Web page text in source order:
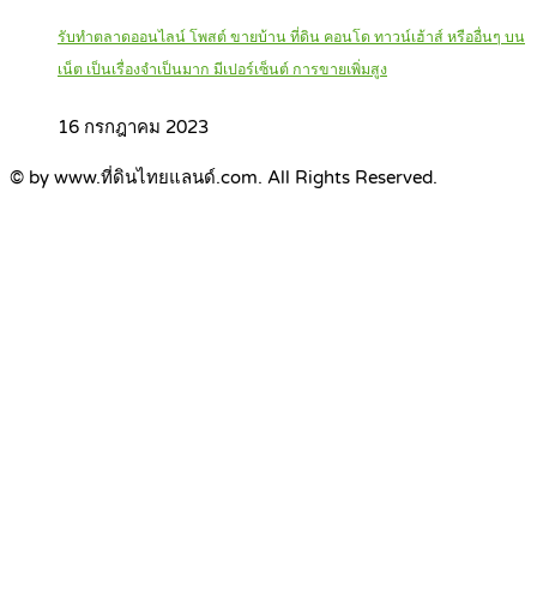
รับทำตลาดออนไลน์ โพสต์ ขายบ้าน ที่ดิน คอนโด ทาวน์เฮ้าส์ หรืออื่นๆ บน
เน็ต เป็นเรื่องจำเป็นมาก มีเปอร์เซ็นต์ การขายเพิ่มสูง
16 กรกฎาคม 2023
© by www.ที่ดินไทยแลนด์.com. All Rights Reserved.